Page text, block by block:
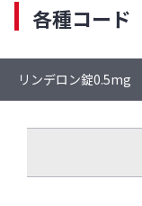
各種コード
リンデロン錠0.5mg